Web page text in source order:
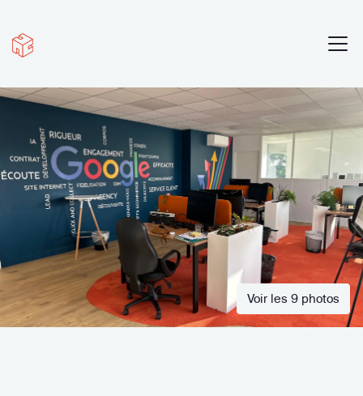
Voir les 9 photos